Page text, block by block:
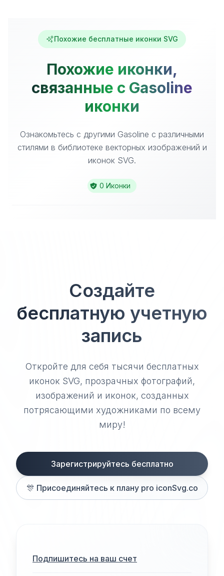
Похожие бесплатные иконки SVG
Похожие иконки,
связанные с Gasoline
иконки
Ознакомьтесь с другими Gasoline с различными
стилями в библиотеке векторных изображений и
иконок SVG.
0 Иконки
Создайте
бесплатную учетную
запись
Откройте для себя тысячи бесплатных
иконок SVG, прозрачных фотографий,
изображений и иконок, созданных
потрясающими художниками по всему
миру!
Зарегистрируйтесь бесплатно
🎊 Присоединяйтесь к плану pro iconSvg.co
Подпишитесь на ваш счет